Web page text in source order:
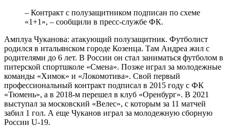
– Контракт с полузащитником подписан по схеме
«1+1», – сообщили в пресс-службе ФК.
Амплуа Чуканова: атакующий полузащитник. Футболист
родился в итальянском городе Козенца. Там Андреа жил с
родителями до 6 лет. В России он стал заниматься футболом в
питерской спортшколе «Смена». Позже играл за молодежные
команды «Химок» и «Локомотива». Свой первый
профессиональный контракт подписал в 2015 году с ФК
«Тюмень», а в 2018-м перешел в клуб «Оренбург». В 2021
выступал за московский «Велес», с которым за 11 матчей
забил 1 гол. А еще Чуканов играл за молодежную сборную
России U-19.